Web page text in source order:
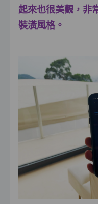
起來也很美觀，非
裝潢風格。